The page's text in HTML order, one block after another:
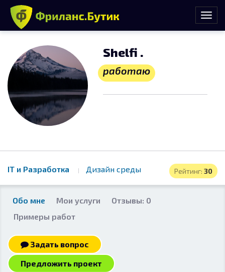
Shelfi .
работаю
Рейтинг: 30
IT и Разработка Дизайн среды
Обо мне Мои услуги
Отзывы: 0
Примеры работ
Задать вопрос
Предложить проект